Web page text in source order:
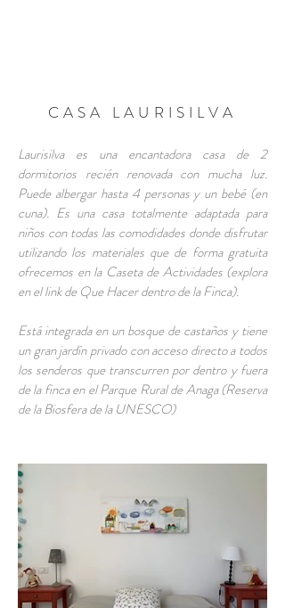
CASA LAURISILVA
Laurisilva es una encantadora casa de 2
dormitorios recién renovada con mucha luz.
Puede albergar hasta 4 personas y un bebé (en
cuna). Es una casa totalmente adaptada para
niños con todas las comodidades donde disfrutar
utilizando los materiales que de forma gratuita
ofrecemos en la Caseta de Actividades (explora
en el link de Que Hacer dentro de la Finca).
Está integrada en un bosque de castaños y tiene
un gran jardín privado con acceso directo a todos
los senderos que transcurren por dentro y fuera
de la finca en el Parque Rural de Anaga (Reserva
de la Biosfera de la UNESCO)